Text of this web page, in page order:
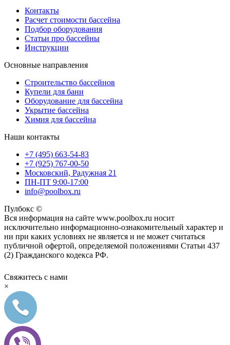
Контакты
Расчет стоимости бассейна
Подбор оборудования
Статьи про бассейны
Инструкции
Основные направления
Строительство бассейнов
Купели для бани
Оборудование для бассейна
Укрытие бассейна
Химия для бассейна
Наши контакты
+7 (495) 663-54-83
+7 (925) 767-00-50
Московский, Радужная 21
ПН-ПТ 9:00-17:00
info@poolbox.ru
Пулбокс ©
Вся информация на сайте www.poolbox.ru носит
исключительно информационно-ознакомительный характер и
ни при каких условиях не является и не может считаться
публичной офертой, определяемой положениями Статьи 437
(2) Гражданского кодекса РФ.
Свяжитесь с нами
×